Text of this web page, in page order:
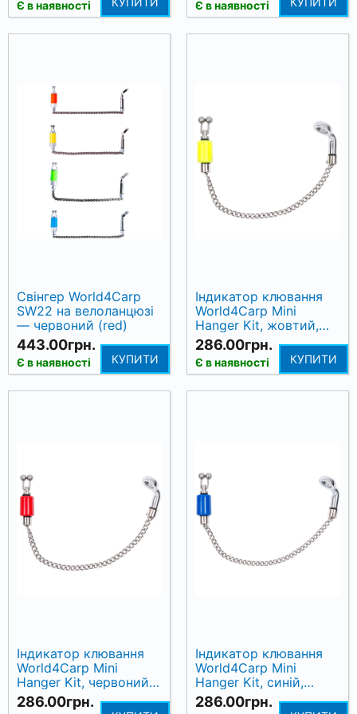
Є в наявності Є в наявності
Свінгер World4Carp
SW22 на велоланцюзі
— червоний (red)
443.00грн.
Є в наявності КУПИТИ
Індикатор клювання
World4Carp Mini
Hanger Kit, жовтий,
нікельований
ланцюжок 14 см
286.00грн.
Є в наявності КУПИТИ
Індикатор клювання
World4Carp Mini
Hanger Kit, червоний,
металевий ланцюжок
14 см
286.00грн.
Індикатор клювання
World4Carp Mini
Hanger Kit, синій,
нікельований
ланцюжок 14 см
286.00грн.